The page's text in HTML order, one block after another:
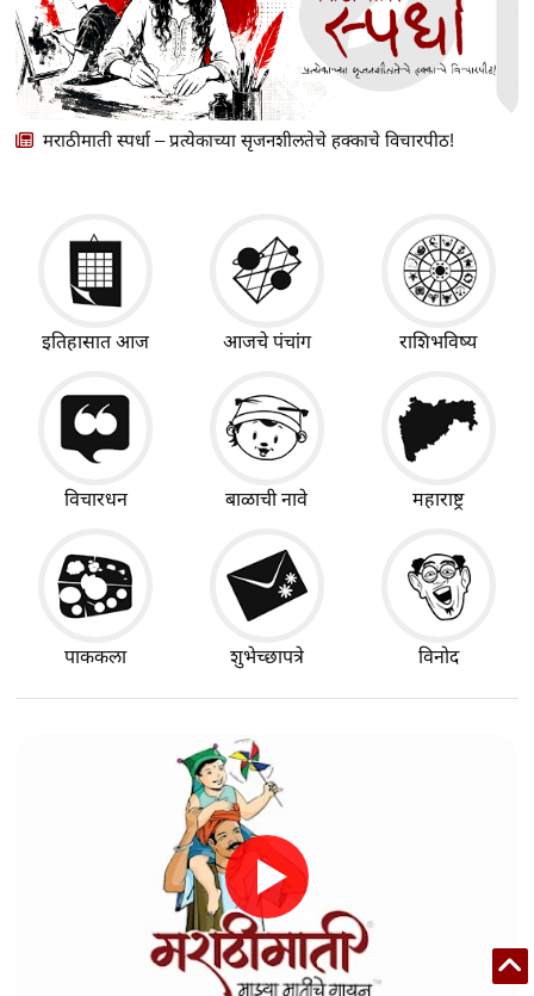
मराठीमाती स्पर्धा – प्रत्येकाच्या सृजनशीलतेचे हक्काचे विचारपीठ!
इतिहासात आज आजचे पंचांग राशिभविष्य
विचारधन बाळाची नावे महाराष्ट्र
पाककला शुभेच्छापत्रे विनोद